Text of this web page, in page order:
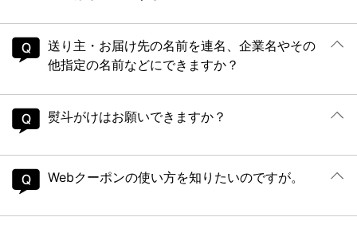
送り主・お届け先の名前を連名、企業名やその
他指定の名前などにできますか？
熨斗がけはお願いできますか？
Webクーポンの使い方を知りたいのですが。